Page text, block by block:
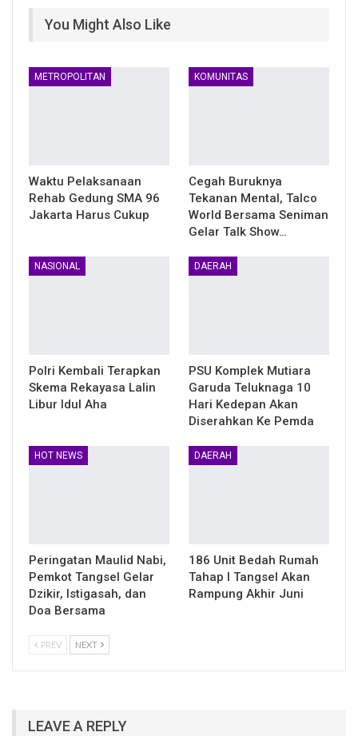
You Might Also Like
METROPOLITAN
Waktu Pelaksanaan
Rehab Gedung SMA 96
Jakarta Harus Cukup
KOMUNITAS
Cegah Buruknya
Tekanan Mental, Talco
World Bersama Seniman
Gelar Talk Show…
NASIONAL
Polri Kembali Terapkan
Skema Rekayasa Lalin
Libur Idul Aha
DAERAH
PSU Komplek Mutiara
Garuda Teluknaga 10
Hari Kedepan Akan
Diserahkan Ke Pemda
HOT NEWS
Peringatan Maulid Nabi,
Pemkot Tangsel Gelar
Dzikir, Istigasah, dan
Doa Bersama
DAERAH
186 Unit Bedah Rumah
Tahap I Tangsel Akan
Rampung Akhir Juni
PREV NEXT
LEAVE A REPLY